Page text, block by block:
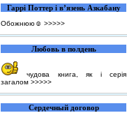
Гаррі Поттер і в’язень Азкабану
Обожнюю☺️ >>>>>
Любовь в полдень
чудова книга, як і серія
загалом >>>>>
Сердечный договор